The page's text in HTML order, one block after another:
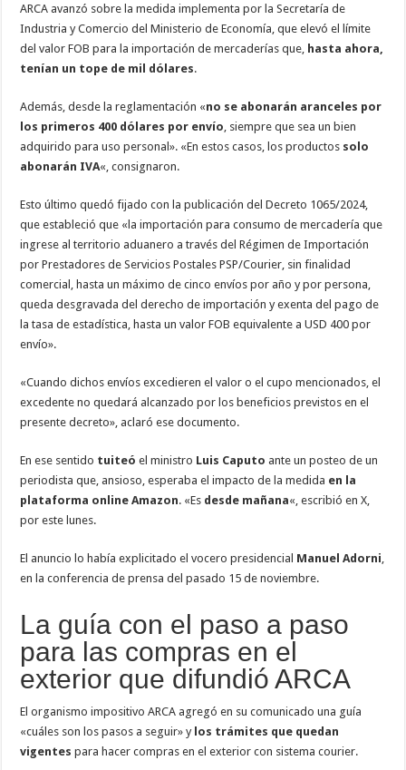
ARCA avanzó sobre la medida implementa por la Secretaría de
Industria y Comercio del Ministerio de Economía, que elevó el límite
del valor FOB para la importación de mercaderías que, hasta ahora,
tenían un tope de mil dólares.
Además, desde la reglamentación «no se abonarán aranceles por
los primeros 400 dólares por envío , siempre que sea un bien
adquirido para uso personal». «En estos casos, los productos solo
abonarán IVA«, consignaron.
Esto último quedó fijado con la publicación del Decreto 1065/2024,
que estableció que «la importación para consumo de mercadería que
ingrese al territorio aduanero a través del Régimen de Importación
por Prestadores de Servicios Postales PSP/Courier, sin finalidad
comercial, hasta un máximo de cinco envíos por año y por persona,
queda desgravada del derecho de importación y exenta del pago de
la tasa de estadística, hasta un valor FOB equivalente a USD 400 por
envío».
«Cuando dichos envíos excedieren el valor o el cupo mencionados, el
excedente no quedará alcanzado por los beneficios previstos en el
presente decreto», aclaró ese documento.
En ese sentido tuiteó el ministro Luis Caputo ante un posteo de un
periodista que, ansioso, esperaba el impacto de la medida en la
plataforma online Amazon. «Es desde mañana«, escribió en X,
por este lunes.
El anuncio lo había explicitado el vocero presidencial Manuel Adorni
en la conferencia de prensa del pasado 15 de noviembre.
La guía con el paso a paso
para las compras en el
exterior que difundió ARCA
El organismo impositivo ARCA agregó en su comunicado una guía
«cuáles son los pasos a seguir» y los trámites que quedan
vigentes para hacer compras en el exterior con sistema courier.